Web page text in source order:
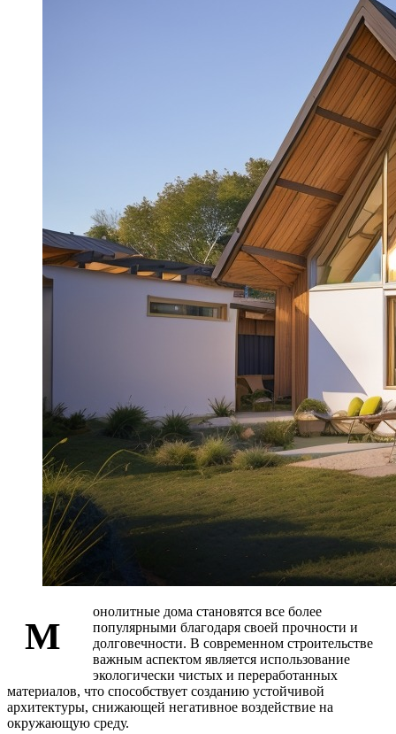
М
онолитные дома становятся все более
популярными благодаря своей прочности и
долговечности. В современном строительстве
важным аспектом является использование
экологически чистых и переработанных
материалов, что способствует созданию устойчивой
архитектуры, снижающей негативное воздействие на
окружающую среду.